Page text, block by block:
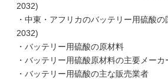
2032)
・中東・アフリカのバッテリー用硫酸
2032)
・バッテリー用硫酸の原材料
・バッテリー用硫酸原材料の主要メーカ
・バッテリー用硫酸の主な販売業者